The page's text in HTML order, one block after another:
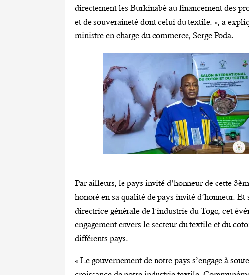
directement les Burkinabè au financement des
et de souveraineté dont celui du textile. », a
ministre en charge du commerce, Serge Poda.
Par ailleurs, le pays invité d’honneur de cette
honoré en sa qualité de pays invité d’honneur.
directrice générale de l’industrie du Togo, cet
engagement envers le secteur du textile et du
différents pays.
« Le gouvernement de notre pays s’engage à